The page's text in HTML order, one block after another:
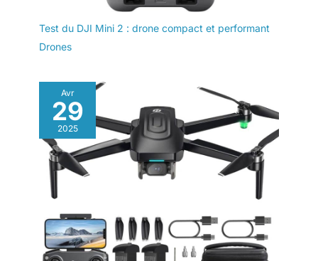
Test du DJI Mini 2 : drone compact et performant
Drones
Avr
29
2025